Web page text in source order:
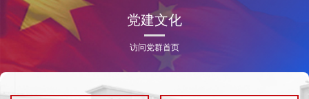
党建文化
访问党群首页